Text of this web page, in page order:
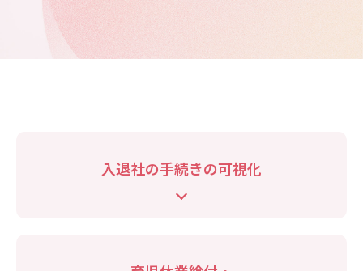
入退社の手続きの可視化